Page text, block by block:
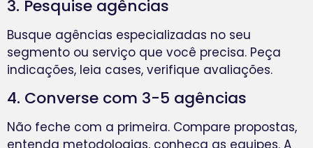
3. Pesquise agências
Busque agências especializadas no seu
segmento ou serviço que você precisa. Peça
indicações, leia cases, verifique avaliações.
4. Converse com 3-5 agências
Não feche com a primeira. Compare propostas,
entenda metodologias, conheça as equipes. A